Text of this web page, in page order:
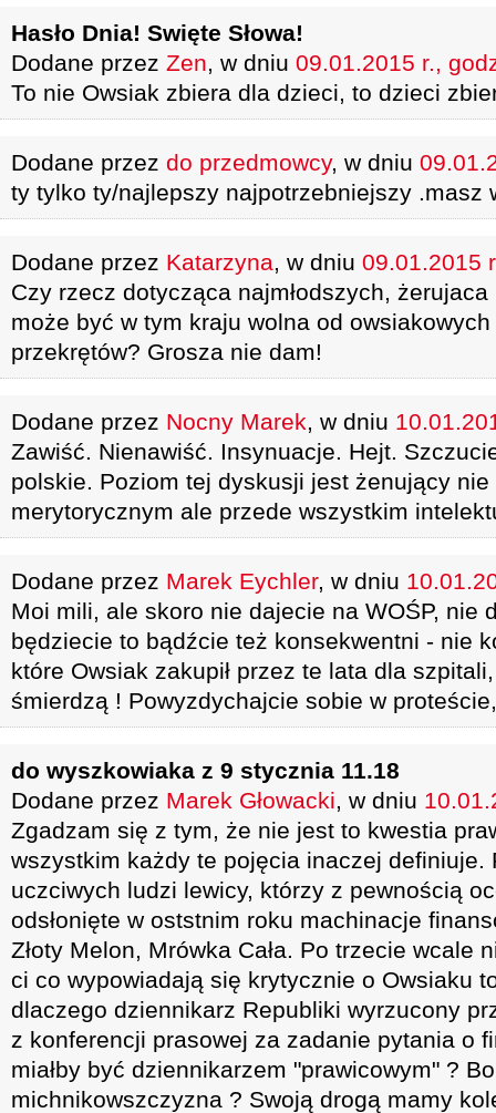
Hasło Dnia! Swięte Słowa!
Dodane przez Zen, w dniu 09.01.2015 r.,
To nie Owsiak zbiera dla dzieci, to dzieci
Dodane przez do przedmowcy, w dniu
ty tylko ty/najlepszy najpotrzebniejszy .masz
Dodane przez Katarzyna, w dniu 09.01.2015
Czy rzecz dotycząca najmłodszych,
może być w tym kraju wolna od
przekrętów? Grosza nie dam!
Dodane przez Nocny Marek, w dniu
Zawiść. Nienawiść. Insynuacje. Hejt.
polskie. Poziom tej dyskusji jest żenujący
merytorycznym ale przede wszystkim
Dodane przez Marek Eychler, w dniu
Moi mili, ale skoro nie dajecie na WOŚP, nie
będziecie to bądźcie też konsekwentni - nie
które Owsiak zakupił przez te lata dla
śmierdzą ! Powyzdychajcie sobie w
do wyszkowiaka z 9 stycznia 11.18
Dodane przez Marek Głowacki, w dniu
Zgadzam się z tym, że nie jest to kwestia
wszystkim każdy te pojęcia inaczej definiuje.
uczciwych ludzi lewicy, którzy z pewnością
odsłonięte w oststnim roku machinacje
Złoty Melon, Mrówka Cała. Po trzecie wcale
ci co wypowiadają się krytycznie o Owsiaku
dlaczego dziennikarz Republiki wyrzucony
z konferencji prasowej za zadanie pytania o
miałby być dziennikarzem "prawicowym" ?
michnikowszczyzna ? Swoją drogą mamy